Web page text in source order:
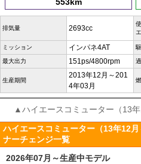
553km
排気量 2693cc
ミッション インパネ4AT
最大出力 151ps/4800rpm
生産期間
2013年12月～201
4年03月
▲ハイエースコミューター（13
ハイエースコミューター（13年12
ナーチェンジ一覧
2026年07月～生産中モデル